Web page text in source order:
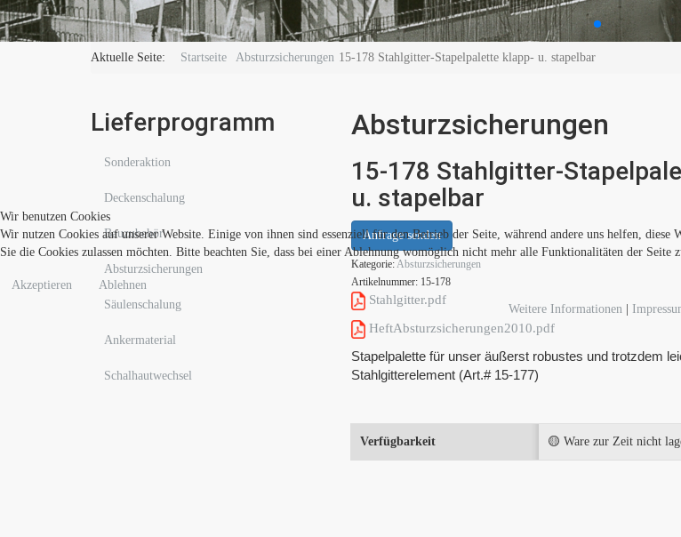
Aktuelle Seite: Startseite Absturzsicherungen 15-178 Stahlgitter-Stapelpalette klapp- u. stapelbar
Lieferprogramm
Sonderaktion
Deckenschalung
Bauzubehör
Absturzsicherungen
Säulenschalung
Ankermaterial
Schalhautwechsel
Absturzsicherungen
15-178 Stahlgitter-
u. stapelbar
Anfrage senden
Kategorie: Absturzsicherungen
Artikelnummer: 15-178
Stahlgitter.pdf
HeftAbsturzsicherungen2010.pdf
Stapelpalette für unser äußerst robustes und trotzdem
Stahlgitterelement (Art.# 15-177)
Verfügbarkeit 🟡 Ware zur Zeit nicht
Wir benutzen Cookies
Wir nutzen Cookies auf unserer Website. Einige von ihnen sind essenziell für den Betrieb der Seite, während andere uns helfen,
Sie die Cookies zulassen möchten. Bitte beachten Sie, dass bei einer Ablehnung womöglich nicht mehr alle Funktionalitäten der Seite
Akzeptieren
Ablehnen
Weitere Informationen|